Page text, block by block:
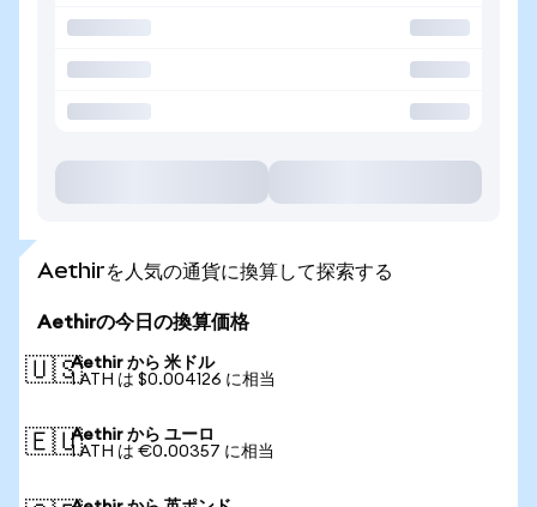
Aethirを人気の通貨に換算して探索する
Aethirの今日の換算価格
🇺🇸Aethir から 米ドル
1 ATH は $0.004126 に相当
🇪🇺Aethir から ユーロ
1 ATH は €0.00357 に相当